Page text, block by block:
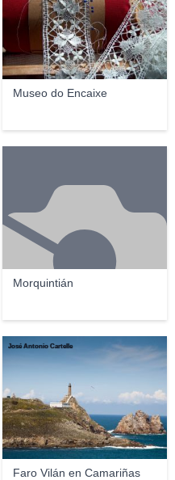
Museo do Encaixe
Morquintián
Faro Vilán en Camariñas
José Antonio Cartelle